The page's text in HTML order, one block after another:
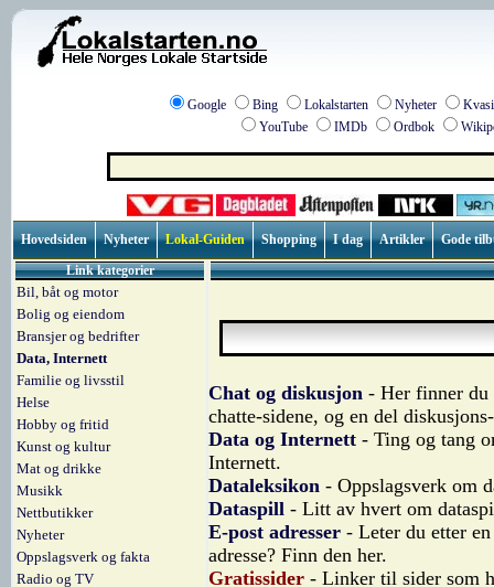
Google Bing Lokalstarten Nyheter
YouTube
IMDb Ordbok
Hovedsiden Nyheter Lokal-Guiden Shopping I dag Artikler
Gode
Link kategorier
Bil, båt og motor
Bolig og eiendom
Bransjer og bedrifter
Data, Internett
Familie og livsstil
Helse
Hobby og fritid
Kunst og kultur
Mat og drikke
Musikk
Nettbutikker
Nyheter
Oppslagsverk og fakta
Radio og TV
Chat og diskusjon - Her finner du
chatte-sidene, og en del
Data og Internett - Ting og tang
Internett.
Dataleksikon - Oppslagsverk om
Dataspill - Litt av hvert om
E-post adresser - Leter du etter
adresse? Finn den her.
Gratissider - Linker til sider som